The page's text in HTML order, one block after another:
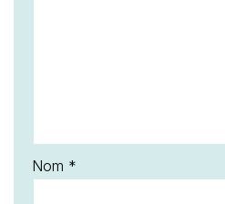
Nom *